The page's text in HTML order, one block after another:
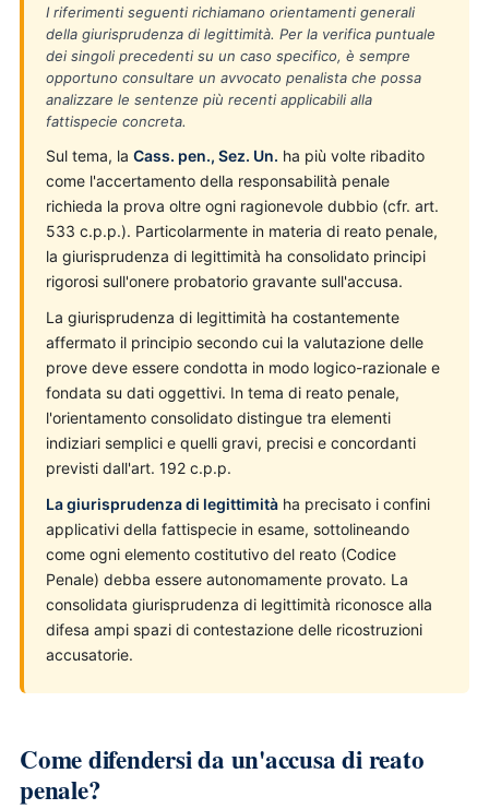
I riferimenti seguenti richiamano orientamenti generali
della giurisprudenza di legittimità. Per la verifica puntuale
dei singoli precedenti su un caso specifico, è sempre
opportuno consultare un avvocato penalista che possa
analizzare le sentenze più recenti applicabili alla
fattispecie concreta.
Sul tema, la Cass. pen., Sez. Un. ha più volte ribadito
come l'accertamento della responsabilità penale
richieda la prova oltre ogni ragionevole dubbio (cfr. art.
533 c.p.p.). Particolarmente in materia di reato penale,
la giurisprudenza di legittimità ha consolidato principi
rigorosi sull'onere probatorio gravante sull'accusa.
La giurisprudenza di legittimità ha costantemente
affermato il principio secondo cui la valutazione delle
prove deve essere condotta in modo logico-razionale e
fondata su dati oggettivi. In tema di reato penale,
l'orientamento consolidato distingue tra elementi
indiziari semplici e quelli gravi, precisi e concordanti
previsti dall'art. 192 c.p.p.
La giurisprudenza di legittimità ha precisato i confini
applicativi della fattispecie in esame, sottolineando
come ogni elemento costitutivo del reato (Codice
Penale) debba essere autonomamente provato. La
consolidata giurisprudenza di legittimità riconosce alla
difesa ampi spazi di contestazione delle ricostruzioni
accusatorie.
Come difendersi da un'accusa di reato
penale?